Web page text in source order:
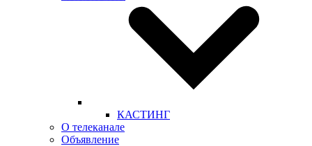
КАСТИНГ
О телеканале
Объявление